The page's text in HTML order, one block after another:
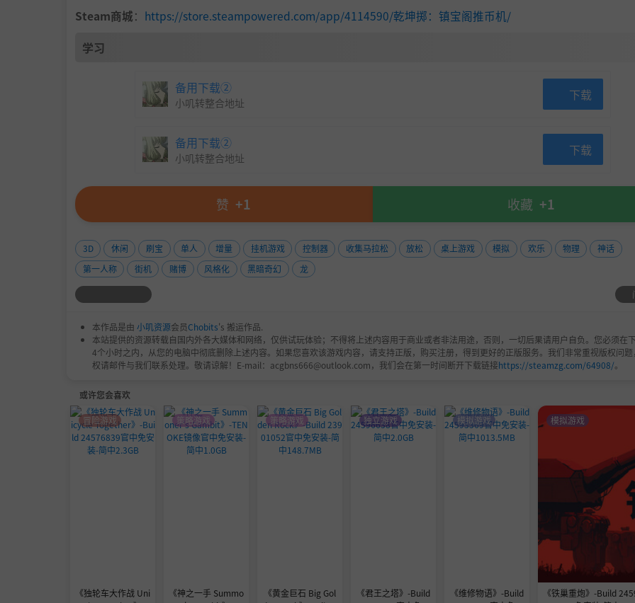
“囤积”。
厚积薄发：
Steam商城： https://store.steampowered.com/app/4114590/乾坤掷：镇宝阁推币机/
学习
备用下载②
小叽转整合地址 下载
备用下载②
小叽转整合地址 下载
赞 +1 收藏 +1
3D 休闲 刷宝 单人 增量 挂机游戏 控制器 收集马拉松 放松 桌上游戏 模拟 欢乐 物理
神话
第一人称
街机 赌博 风格化 黑暗奇幻 龙
本作品是由 小叽资源会员Chobits's 搬运作品.
本站提供的资源转载自国内外各大媒体和网络，仅供试玩体验；不得将上述内容用于商业或者非法用途，否则，一切后果请用户自负。您必须在
4个小时之内，从您的电脑中彻底删除上述内容。如果您喜欢该游戏内容，请支持正版，购买注册，得到更好的正版服务。我们非常重视版权问题
权请邮件与我们联系处理。敬请谅解！E-mail：acgbns666@outlook.com，我们会在第一时间断开下载链接https://steamzg.com/64908/。
或许您会喜欢
《独轮车大作战 Uni
冒险游戏
《神之一手 Summo
策略游戏
《黄金巨石 Big Gol
策略游戏
《君王之塔》-Build
独立游戏
《维修物语》-Build
模拟游戏
《铁巢重炮》-Build
模拟游戏